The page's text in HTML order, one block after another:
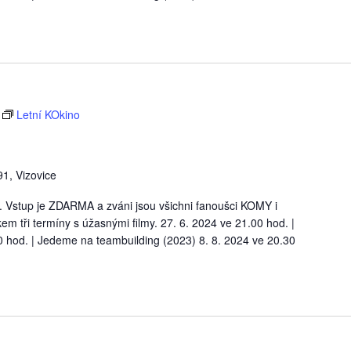
Letní KOkino
Vizovice
je ZDARMA a zváni jsou všichni fanoušci KOMY i
tři termíny s úžasnými filmy. 27. 6. 2024 ve 21.00 hod. |
| Jedeme na teambuilding (2023) 8. 8. 2024 ve 20.30